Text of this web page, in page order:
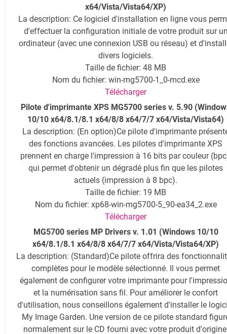
x64/Vista/Vista64/XP)
La description: Ce logiciel d'installation en ligne vous
d'effectuer la configuration initiale de votre produit sur
ordinateur (avec une connexion USB ou réseau) et
divers logiciels.
Taille de fichier: 48 MB
Nom du fichier: win-mg5700-1_0-mcd.exe
Télécharger
Pilote d'imprimante XPS MG5700 series v. 5.90
10/10 x64/8.1/8.1 x64/8/8 x64/7/7 x64/Vista/Vista64)
La description: (En option)Ce pilote d'imprimante
des fonctions avancées. Les pilotes d'imprimante XPS
prennent en charge l'impression à 16 bits par couleur
qui permet d'obtenir un dégradé plus fin que les pilotes
actuels (impression à 8 bpc).
Taille de fichier: 19 MB
Nom du fichier: xp68-win-mg5700-5_90-ea34_2.exe
Télécharger
MG5700 series MP Drivers v. 1.01 (Windows 10/10
x64/8.1/8.1 x64/8/8 x64/7/7 x64/Vista/Vista64/XP)
La description: (Standard)Ce pilote offrira des
complètes pour le modèle sélectionné. Il vous permet
également de configurer votre imprimante pour
et la numérisation sans fil. Pour améliorer le confort
d'utilisation, nous conseillons également d'installer le
My Image Garden. Une version de ce pilote standard
normalement sur le CD fourni avec votre produit